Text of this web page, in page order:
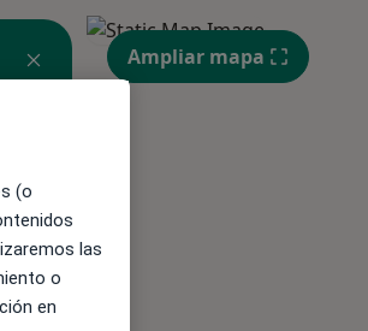
Ampliar mapa
(o
las
o
en